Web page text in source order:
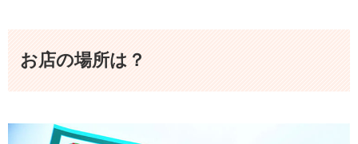
お店の場所は？